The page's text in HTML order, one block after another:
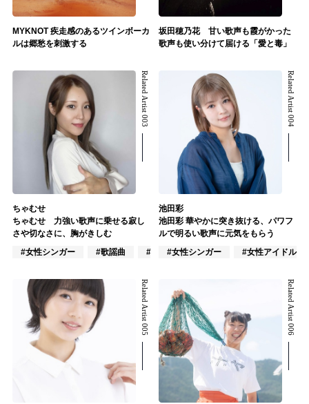
MYKNOT 疾走感のあるツインボーカ
ルは郷愁を刺激する
坂田穂乃花 甘い歌声も霞がかった
歌声も使い分けて届ける「愛と毒」
Related Artist 003
ちゃむせ
ちゃむせ 力強い歌声に乗せる寂し
さや切なさに、胸がきしむ
#女性シンガー
#歌謡曲 #J-POP
Related Artist 004
池田彩
池田彩 華やかに突き抜ける、パワフ
ルで明るい歌声に元気をもらう
#女性シンガー
#女性アイドル
Related Artist 005 Related Artist 006